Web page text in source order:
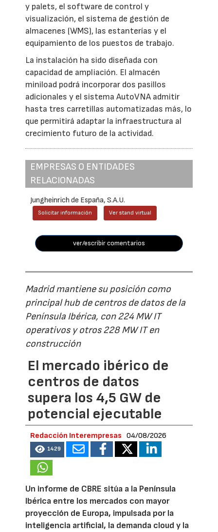
y palets, el software de control y
visualización, el sistema de gestión de
almacenes (WMS), las estanterías y el
equipamiento de los puestos de trabajo.
La instalación ha sido diseñada con
capacidad de ampliación. El almacén
miniload podrá incorporar dos pasillos
adicionales y el sistema AutoVNA admitir
hasta tres carretillas automatizadas más, lo
que permitirá adaptar la infraestructura al
crecimiento futuro de la actividad.
EMPRESAS O ENTIDADES
RELACIONADAS
Jungheinrich de España, S.A.U.
Solicitar información Ver stand virtual
ver/escribir comentarios
Madrid mantiene su posición como
principal hub de centros de datos de la
Península Ibérica, con 224 MW IT
operativos y otros 228 MW IT en
construcción
El mercado ibérico de
centros de datos
supera los 4,5 GW de
potencial ejecutable
Redacción Interempresas 04/08/2026
1429
Un informe de CBRE sitúa a la Península
Ibérica entre los mercados con mayor
proyección de Europa, impulsada por la
inteligencia artificial, la demanda cloud y la